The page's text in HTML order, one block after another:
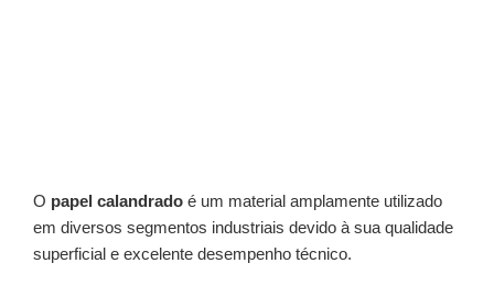
O papel calandrado é um material amplamente utilizado
em diversos segmentos industriais devido à sua qualidade
superficial e excelente desempenho técnico.